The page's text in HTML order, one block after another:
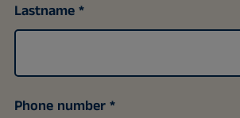
Lastname
Phone number